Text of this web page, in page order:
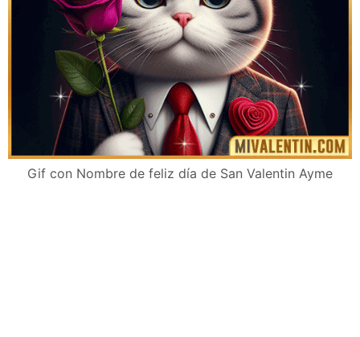
Gif con Nombre de feliz día de San Valentin Ayme